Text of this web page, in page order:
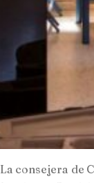
La consejera de